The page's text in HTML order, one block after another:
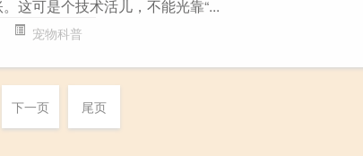
这可是个技术活儿，不能光靠“...
宠物科普
下一页 尾页